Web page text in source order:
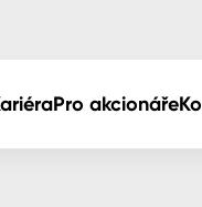
Pro akcionáře